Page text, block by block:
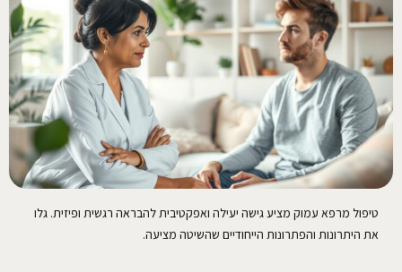
טיפול מרפא עמוק מציע גישה יעילה ואפקטיבית להבראה רגשית ופיזית. גלו
את היתרונות והפתרונות הייחודיים שהשיטה מציעה.